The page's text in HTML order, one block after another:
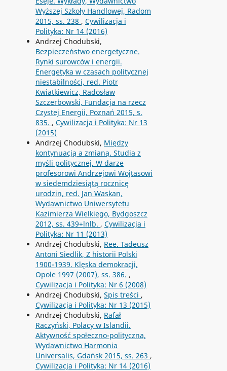
Wyższej Szkoły Handlowej, Radom
2015, ss. 238 , Cywilizacja i
Polityka: Nr 14 (2016)
Andrzej Chodubski,
Bezpieczeństwo energetyczne.
Rynki surowców i energii.
Energetyka w czasach politycznej
niestabilności, red. Piotr
Kwiatkiewicz, Radosław
Szczerbowski, Fundacja na rzecz
Czystej Energii, Poznań 2015, s.
835. , Cywilizacja i Polityka: Nr 13
(2015)
Andrzej Chodubski, Między
kontynuacją a zmianą. Studia z
myśli politycznej. W darze
profesorowi Andrzejowi Wojtasowi
w siedemdziesiątą rocznicę
urodzin, red. Jan Waskan,
Wydawnictwo Uniwersytetu
Kazimierza Wielkiego, Bydgoszcz
2012, ss. 439+lnlb. , Cywilizacja i
Polityka: Nr 11 (2013)
Andrzej Chodubski, Ree. Tadeusz
Antoni Siedlik, Z historii Polski
1900-1939. Klęska demokracji,
Opole 1997 (2007), ss. 386. ,
Cywilizacja i Polityka: Nr 6 (2008)
Andrzej Chodubski, Spis treści ,
Cywilizacja i Polityka: Nr 13 (2015)
Andrzej Chodubski, Rafał
Raczyński, Polacy w Islandii.
Aktywność społeczno-polityczna,
Wydawnictwo Harmonia
Universalis, Gdańsk 2015, ss. 263 ,
Cywilizacja i Polityka: Nr 14 (2016)